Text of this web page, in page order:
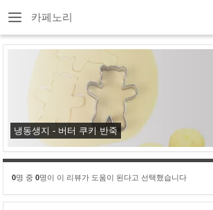
카페노리
냉동생지 - 버터 쿠키 반죽
0명 중 0명이 이 리뷰가 도움이 된다고 선택했습니다